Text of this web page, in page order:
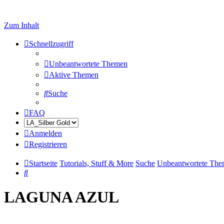
Zum Inhalt
Schnellzugriff
Unbeantwortete Themen
Aktive Themen
Suche
FAQ
Anmelden
Registrieren
Startseite Tutorials, Stuff & More Suche Unbeantwortete
Suche
LAGUNA AZUL